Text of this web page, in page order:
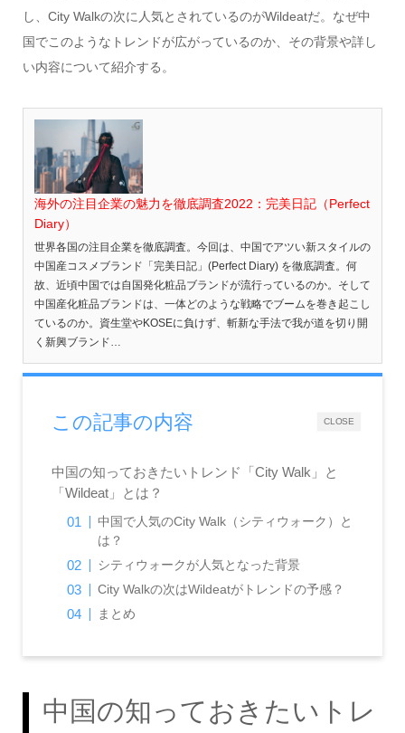
し、City Walkの次に人気とされているのがWildeatだ。なぜ中
国でこのようなトレンドが広がっているのか、その背景や詳し
い内容について紹介する。
海外の注目企業の魅力を徹底調査2022：完美日記（Perfect
Diary）
世界各国の注目企業を徹底調査。今回は、中国でアツい新スタイルの
中国産コスメブランド「完美日記」(Perfect Diary) を徹底調査。何
故、近頃中国では自国発化粧品ブランドが流行っているのか。そして
中国産化粧品ブランドは、一体どのような戦略でブームを巻き起こし
ているのか。資生堂やKOSEに負けず、斬新な手法で我が道を切り開
く新興ブランド…
CLOSE
この記事の内容
中国の知っておきたいトレンド「City Walk」と
「Wildeat」とは？
中国で人気のCity Walk（シティウォーク）と
は？
シティウォークが人気となった背景
City Walkの次はWildeatがトレンドの予感？
まとめ
中国の知っておきたいトレ